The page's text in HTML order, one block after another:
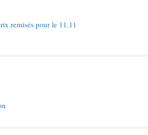
remisés pour le 11.11